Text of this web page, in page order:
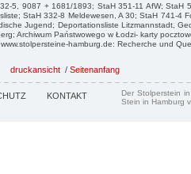
5, 9087 + 1681/1893; StaH 351-11 AfW; StaH
StaH 332-8 Meldewesen, A 30; StaH 741-4
Jugend; Deportationsliste Litzmannstadt,
Archiwum Państwowego w Łodzi- karty
hamburg.de: Recherche und
druckansicht / Seitenanfang
KONTAKT
Der Stolperstein
Stein in Hamburg